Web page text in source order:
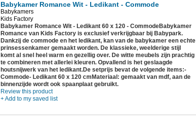
Babykamer Romance Wit - Ledikant - Commode
Babykamers
Kids Factory
Babykamer Romance Wit - Ledikant 60 x 120 - CommodeBabykamer
Romance van Kids Factory is exclusief verkrijgbaar bij Babypark.
Dankzij de commode en het ledikant, kan van de babykamer een echte
prinsessenkamer gemaakt worden. De klassieke, weelderige stijl
komt al snel heel warm en gezellig over. De witte meubels zijn prachtig
te combineren met allerlei kleuren. Opvallend is het geslaagde
houtsnijwerk van het ledikant.De setprijs bevat de volgende items:-
Commode- Ledikant 60 x 120 cmMateriaal: gemaakt van mdf, aan de
binnenzijde wordt ook spaanplaat gebruikt.
Review this product
+ Add to my saved list